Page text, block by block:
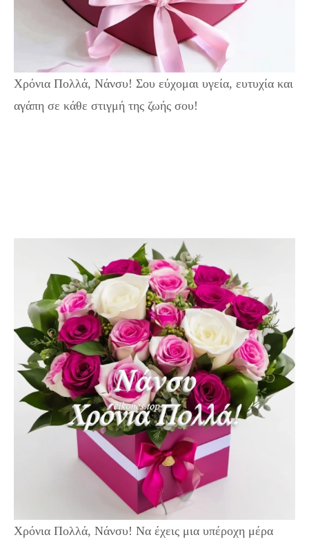
Χρόνια Πολλά, Νάνσυ! Σου εύχομαι υγεία, ευτυχία και
αγάπη σε κάθε στιγμή της ζωής σου!
Χρόνια Πολλά, Νάνσυ! Να έχεις μια υπέροχη μέρα